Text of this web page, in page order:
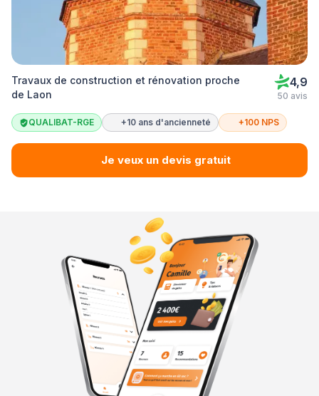
Travaux de construction et rénovation proche
de Laon
4,9
50 avis
QUALIBAT-RGE +10 ans d'ancienneté +100 NPS
Je veux un devis gratuit